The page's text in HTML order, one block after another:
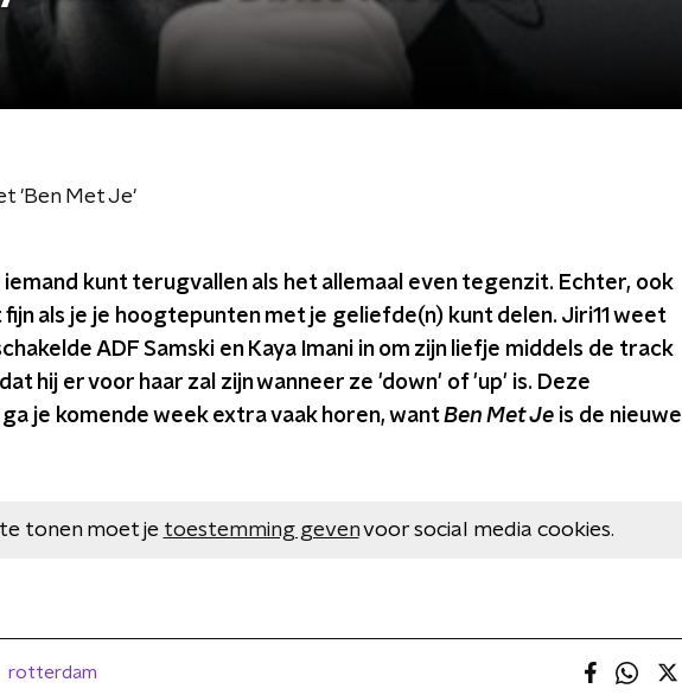
'Ben Met Je'
iemand kunt terugvallen als het allemaal even tegenzit. Echter, ook
als je je hoogtepunten met je geliefde(n) kunt delen. Jiri11 weet
ADF Samski en Kaya Imani in om zijn liefje middels de track
hij er voor haar zal zijn wanneer ze 'down' of 'up' is. Deze
je komende week extra vaak horen, wantBen Met Je is de nieuwe
tonen moet je toestemming gevenvoor social media cookies.
rotterdam